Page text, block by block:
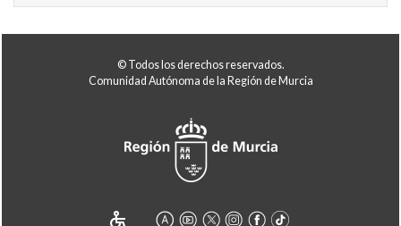
© Todos los derechos reservados.
Comunidad Autónoma de la Región de Murcia